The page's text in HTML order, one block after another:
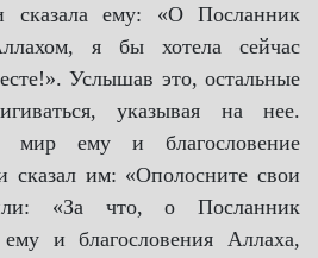
сказала ему: «О Посланник
я бы хотела сейчас
Услышав это, остальные
указывая на нее.
мир ему и благословение
сказал им: «Ополосните свои
«За что, о Посланник
и благословения Аллаха,